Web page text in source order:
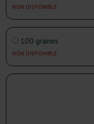
NON DISPONIBLE
100 graines
NON DISPONIBLE